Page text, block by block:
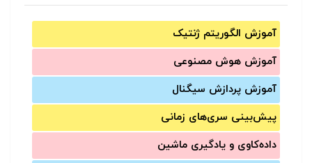
آموزش الگوریتم ژنتیک
آموزش‌ هوش مصنوعی
آموزش‌ پردازش سیگنال
پیش‌‌بینی سری‌‌های زمانی
داده‌کاوی و یادگیری ماشین